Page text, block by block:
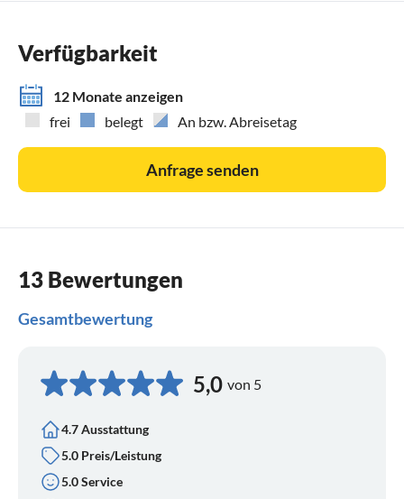
Der Mietpreis ist inkl. Strom, Gas, Wasser und Internet. Für
die Endreinigung fallen einmalig € 75 an.
Verfügbarkeit
12 Monate anzeigen
frei
belegt An bzw. Abreisetag
Anfrage senden
13 Bewertungen
Gesamtbewertung
5,0 von 5
4.7 Ausstattung
5.0 Preis/Leistung
5.0 Service